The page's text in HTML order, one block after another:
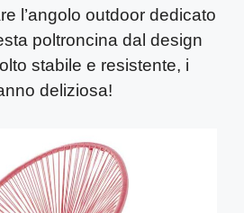
l’angolo outdoor dedicato
poltroncina dal design
stabile e resistente, i
deliziosa!